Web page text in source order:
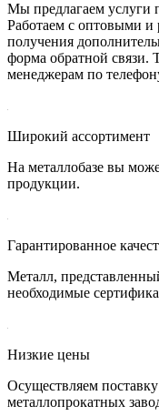
Мы предлагаем услуги
Работаем с оптовыми
получения
форма обратной
менеджерам по
Широкий ассортимент
На металлобазе вы
продукции.
Гарантированное
Металл,
необходимые
Низкие цены
Осуществляем
металлопрокатных